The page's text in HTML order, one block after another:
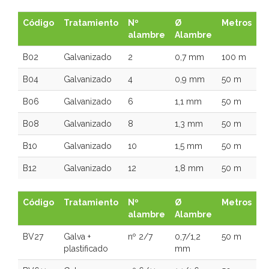
Código Tratamiento
Nº
alambre
Ø
Alambre
Metros
B02 Galvanizado 2 0,7 mm 100 m
B04 Galvanizado 4 0,9 mm 50 m
B06 Galvanizado 6 1,1 mm 50 m
B08 Galvanizado 8 1,3 mm 50 m
B10 Galvanizado 10 1,5 mm 50 m
B12 Galvanizado 12 1,8 mm 50 m
Código Tratamiento
Nº
alambre
Ø
Alambre
Metros
BV27
Galva +
plastificado
nº 2/7
0,7/1,2
mm
50 m